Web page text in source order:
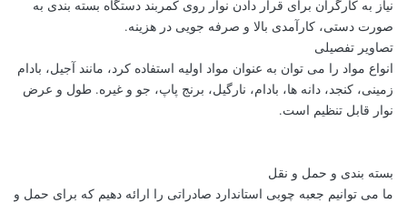
نیاز به کارگران برای قرار دادن نوار روی کمربند دستگاه بسته بندی به
صورت دستی، کارآمدی بالا و صرفه جویی در هزینه.
تصاویر تفصیلی
انواع مواد را می توان به عنوان مواد اولیه استفاده کرد، مانند آجیل، بادام
زمینی، کنجد، دانه ها، بادام، نارگیل، برنج پاپ، جو و غیره. طول و عرض
نوار قابل تنظیم است.
بسته بندی و حمل و نقل
ما می توانیم جعبه چوبی استاندارد صادراتی را ارائه دهیم که برای حمل و